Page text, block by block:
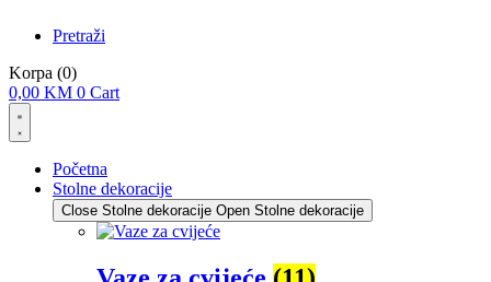
Pretraži
Korpa (0)
0,00 KM 0 Cart
Početna
Stolne dekoracije
Close Stolne dekoracije Open Stolne dekoracije